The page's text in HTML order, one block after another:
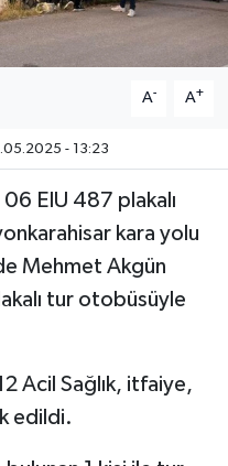
A- A+
- 13:23
06 EIU 487 plakalı
kara yolu
Mehmet Akgün
tur otobüsüyle
Acil Sağlık, itfaiye,
edildi.